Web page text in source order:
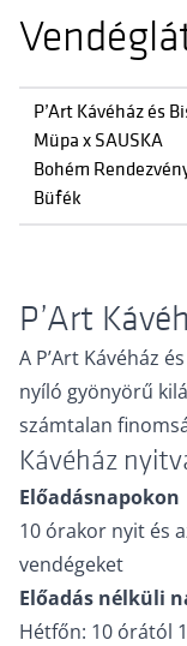
P’Art Kávéház és
Müpa x SAUSKA
Bohém
Büfék
P’Art
A P’Art Kávéház
nyíló gyönyörű
számtalan
Kávéház
Előadásnapokon
10 órakor nyit és
vendégeket
Előadás nélküli
Hétfőn: 10 órától